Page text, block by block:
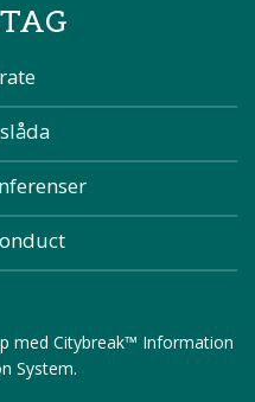
med Citybreak™ Information
System.